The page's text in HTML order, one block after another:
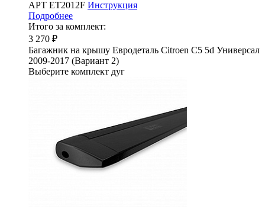
АРТ ET2012F Инструкция
Подробнее
Итого за комплект:
3 270 ₽
Багажник на крышу Евродеталь Citroen C5 5d Универсал
2009-2017 (Вариант 2)
Выберите комплект дуг